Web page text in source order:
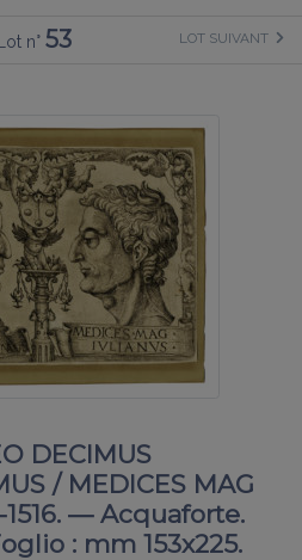
Lot n°53 LOT SUIVANT
DECIMUS
/ MEDICES MAG
1516. — Acquaforte.
: mm 153x225.